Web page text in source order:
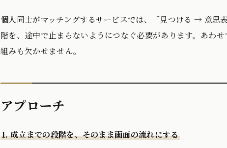
個人同士がマッチングするサービスでは、「見つける → 意
階を、途中で止まらないようにつなぐ必要があります。あわ
組みも欠かせません。
アプローチ
1. 成立までの段階を、そのまま画面の流れにする